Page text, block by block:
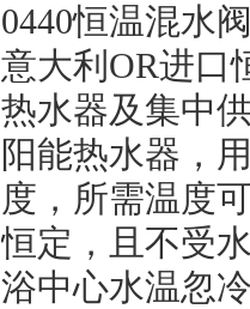
0440恒温混水
意大利 OR进口
热水器及集中
阳能热水器，
度，所需温度
恒定，且不受
浴中心水温忽